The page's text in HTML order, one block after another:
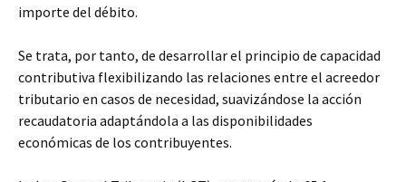
importe del débito.
Se trata, por tanto, de desarrollar el principio de capacidad
contributiva flexibilizando las relaciones entre el acreedor
tributario en casos de necesidad, suavizándose la acción
recaudatoria adaptándola a las disponibilidades
económicas de los contribuyentes.